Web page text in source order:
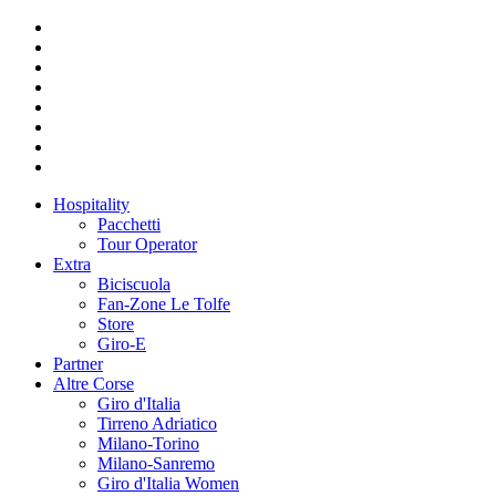
Hospitality
Pacchetti
Tour Operator
Extra
Biciscuola
Fan-Zone Le Tolfe
Store
Giro-E
Partner
Altre Corse
Giro d'Italia
Tirreno Adriatico
Milano-Torino
Milano-Sanremo
Giro d'Italia Women